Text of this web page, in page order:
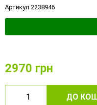
Артикул 2238946
2970 грн
ДО